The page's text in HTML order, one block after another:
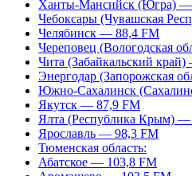
Ханты-Мансийск (Югра) —
Чебоксары (Чувашская
Челябинск — 88,4 FM
Череповец (Вологодская
Чита (Забайкальский
Энергодар (Запорожская
Южно-Сахалинск
Якутск — 87,9 FM
Ялта (Республика Крым) —
Ярославль — 98,3 FM
Тюменская область:
Абатское — 103,8 FM